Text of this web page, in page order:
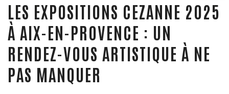
LES EXPOSITIONS CEZANNE 2025
À AIX-EN-PROVENCE : UN
RENDEZ-VOUS ARTISTIQUE À NE
PAS MANQUER